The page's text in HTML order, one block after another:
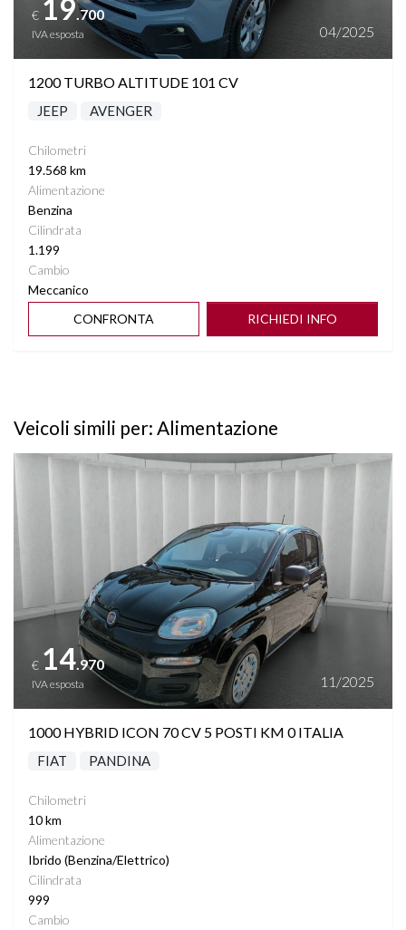
€ 19.700
IVA esposta 04/2025
1200 TURBO ALTITUDE 101 CV
JEEP AVENGER
Chilometri
19.568 km
Alimentazione
Benzina
Cilindrata
1.199
Cambio
Meccanico
CONFRONTA
RICHIEDI INFO
Veicoli simili per: Alimentazione
Vedi dettagli
€ 14 .970
IVA esposta 11/2025
1000 HYBRID ICON 70 CV 5 POSTI KM 0 ITALIA
FIAT PANDINA
Chilometri
10 km
Alimentazione
Ibrido (Benzina/Elettrico)
Cilindrata
999
Cambio